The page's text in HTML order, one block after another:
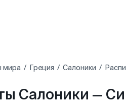
мира Греция Салоники
Салоники —